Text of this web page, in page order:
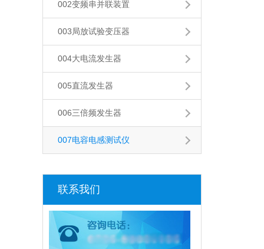
002变频串并联装置
003局放试验变压器
004大电流发生器
005直流发生器
006三倍频发生器
007电容电感测试仪
联系我们